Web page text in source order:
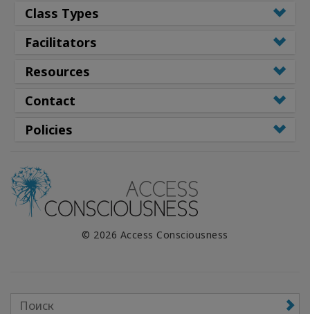
Class Types
Facilitators
Resources
Contact
Policies
© 2026 Access Consciousness